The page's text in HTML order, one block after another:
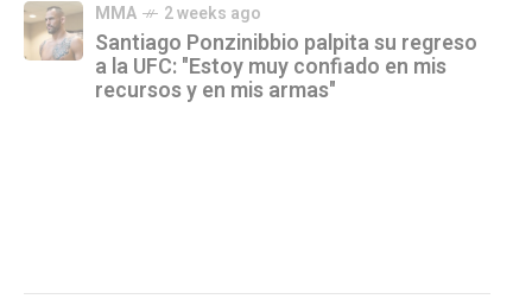
MMA 2 weeks ago
Santiago Ponzinibbio palpita su regreso
a la UFC: "Estoy muy confiado en mis
recursos y en mis armas"